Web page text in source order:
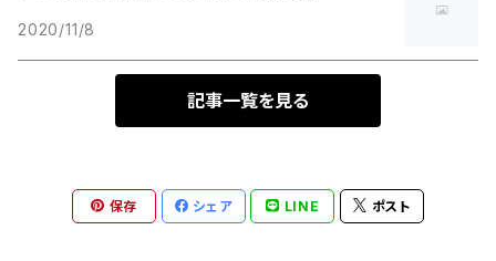
地鶏
2020/11/8
記事一覧を見る
保存 シェア LINE ポスト